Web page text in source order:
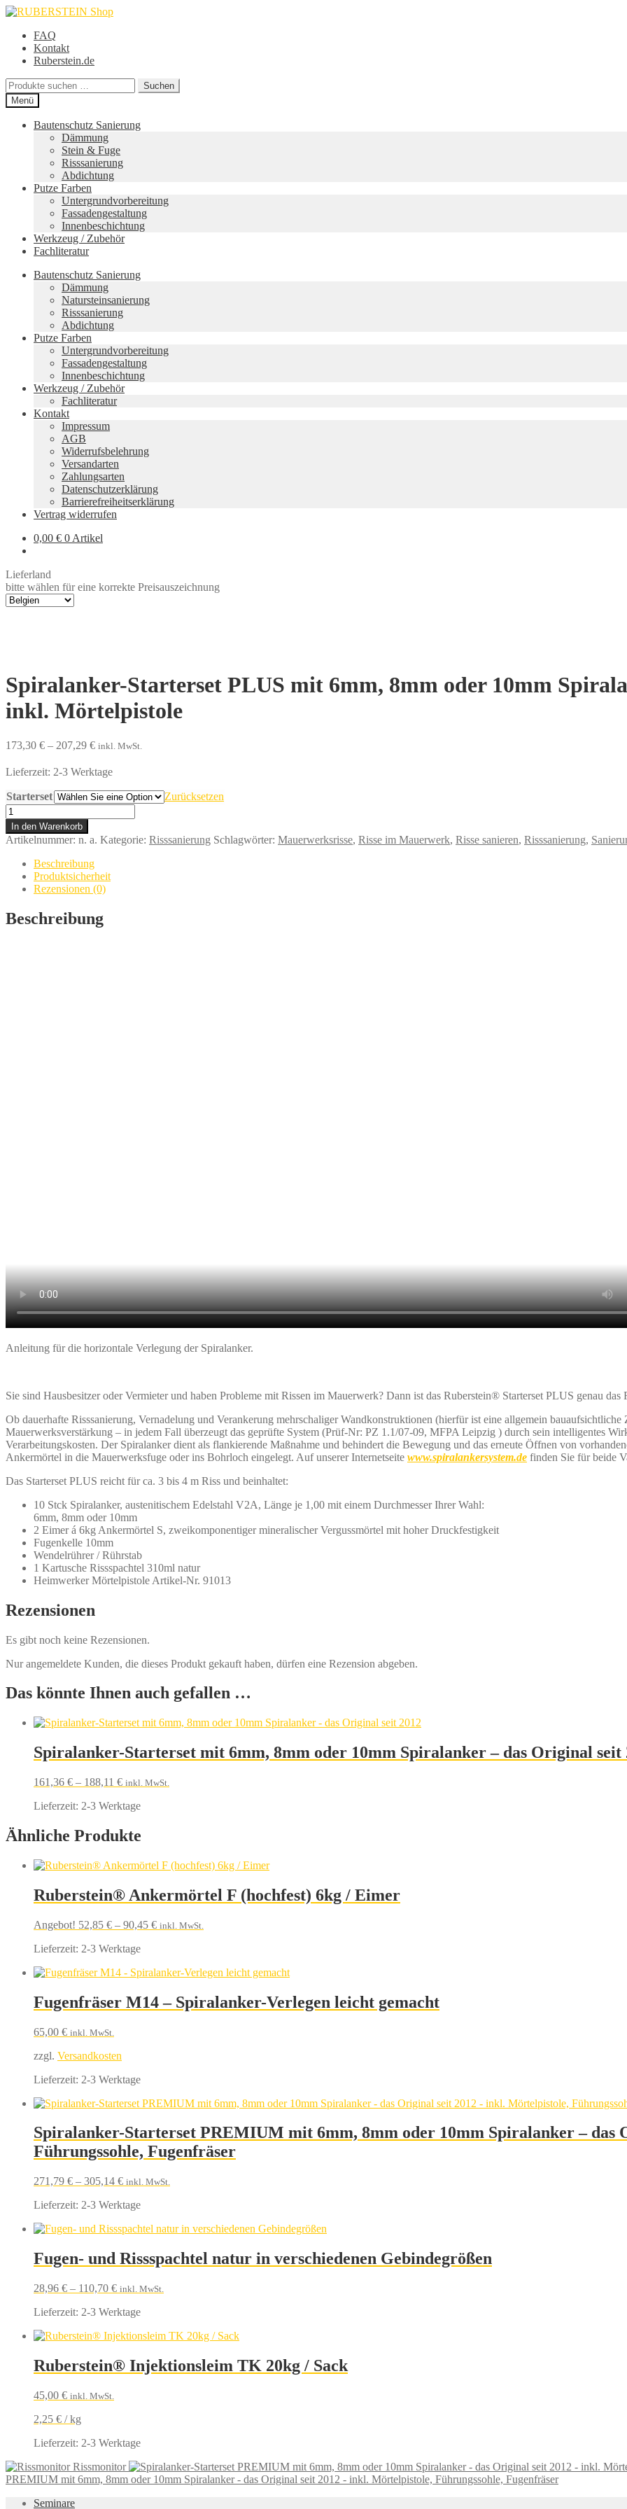
Zur
springen
Zum
springenFAQ
Kontakt
Ruberstein.de
Suche
nach:
Suchen
Menü
Bautenschutz Sanierung
Dämmung
Stein & Fuge
Risssanierung
Abdichtung
Putze Farben
Untergrundvorbereitung
Fassadengestaltung
Innenbeschichtung
Werkzeug / Zubehör
Fachliteratur
Bautenschutz Sanierung
Dämmung
Natursteinsanierung
Risssanierung
Abdichtung
Putze Farben
Untergrundvorbereitung
Fassadengestaltung
Innenbeschichtung
Werkzeug / Zubehör
Fachliteratur
Kontakt
Impressum
AGB
Widerrufsbelehrung
Versandarten
Zahlungsarten
Datenschutzerklärung
Barrierefreiheitserklärung
Vertrag widerrufen
0,00 € 0 Artikel
Lieferland
bitte wählen für eine korrekte Preisauszeichnung
Spiralanker-Starterset PLUS mit 6mm, 8mm oder 10mm
inkl. Mörtelpistole
173,30 € – 207,29 € inkl. MwSt.
Lieferzeit: 2-3 Werktage
Starterset
Zurücksetzen
Spiralanker-
Starterset
PLUS
mit
6mm,
8mm
oder
Spiralanker
-
In den Warenkorb
Artikelnummer: n. a. Kategorie: Risssanierung Schlagwörter: Mauerwerksrisse, Risse im Mauerwerk, Risse sanieren, Risssanierung,
Beschreibung
Produktsicherheit
Rezensionen (0)
Beschreibung
Anleitung für die horizontale Verlegung der Spiralanker.
Sie sind Hausbesitzer oder Vermieter und haben Probleme mit Rissen im Mauerwerk? Dann ist das Ruberstein® Starterset PLUS genau das
Ob dauerhafte Risssanierung, Vernadelung und Verankerung mehrschaliger Wandkonstruktionen (hierfür ist eine allgemein
Mauerwerksverstärkung – in jedem Fall überzeugt das geprüfte System (Prüf-Nr: PZ 1.1/07-09, MFPA Leipzig ) durch sein intelligentes
Verarbeitungskosten. Der Spiralanker dient als flankierende Maßnahme und behindert die Bewegung und das erneute Öffnen von
Ankermörtel in die Mauerwerksfuge oder ins Bohrloch eingelegt. Auf unserer Internetseite www.spiralankersystem.de finden Sie für beide
Das Starterset PLUS reicht für ca. 3 bis 4 m Riss und beinhaltet:
10 Stck Spiralanker, austenitischem Edelstahl V2A, Länge je 1,00 mit einem Durchmesser Ihrer Wahl:
6mm, 8mm oder 10mm
2 Eimer á 6kg Ankermörtel S, zweikomponentiger mineralischer Vergussmörtel mit hoher Druckfestigkeit
Fugenkelle 10mm
Wendelrührer / Rührstab
1 Kartusche Rissspachtel 310ml natur
Heimwerker Mörtelpistole Artikel-Nr. 91013
Rezensionen
Es gibt noch keine Rezensionen.
Nur angemeldete Kunden, die dieses Produkt gekauft haben, dürfen eine Rezension abgeben.
Das könnte Ihnen auch gefallen …
Spiralanker-Starterset mit 6mm, 8mm oder 10mm Spiralanker – das Original seit
161,36 € – 188,11 € inkl. MwSt.
Lieferzeit: 2-3 Werktage
Ähnliche Produkte
Ruberstein® Ankermörtel F (hochfest) 6kg / Eimer
Angebot! 52,85 € – 90,45 € inkl. MwSt.
Lieferzeit: 2-3 Werktage
Fugenfräser M14 – Spiralanker-Verlegen leicht gemacht
65,00 € inkl. MwSt.
zzgl. Versandkosten
Lieferzeit: 2-3 Werktage
Spiralanker-Starterset PREMIUM mit 6mm, 8mm oder 10mm Spiralanker – das
Führungssohle, Fugenfräser
271,79 € – 305,14 € inkl. MwSt.
Lieferzeit: 2-3 Werktage
Fugen- und Rissspachtel natur in verschiedenen Gebindegrößen
28,96 € – 110,70 € inkl. MwSt.
Lieferzeit: 2-3 Werktage
Ruberstein® Injektionsleim TK 20kg / Sack
45,00 € inkl. MwSt.
2,25 € /kg
Lieferzeit: 2-3 Werktage
Rissmonitor
PREMIUM mit 6mm, 8mm oder 10mm Spiralanker - das Original seit 2012 - inkl. Mörtelpistole, Führungssohle, Fugenfräser
Seminare